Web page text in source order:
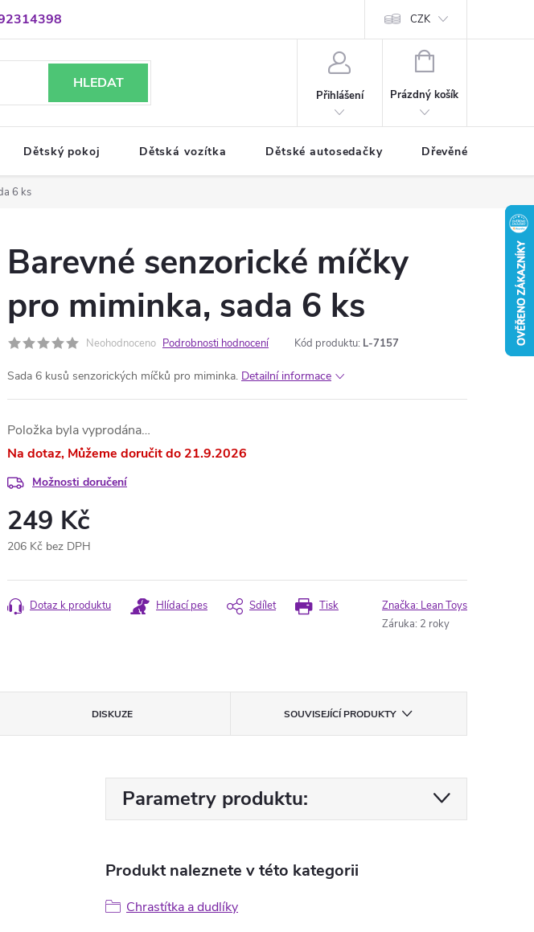
CZK
HLEDAT
Přihlášení
NÁKUPNÍ
Prázdný košík
Dětský pokoj Dětská vozítka Dětské autosedačky Dřevěné hračky
6 ks
Barevné senzorické míčky
pro miminka, sada 6 ks
Neohodnoceno Podrobnosti hodnocení Kód produktu: L-7157
Sada 6 kusů senzorických míčků pro miminka. Detailní informace
Položka byla vyprodána…
Na dotaz
21.9.2026
Možnosti doručení
249 Kč
206 Kč bez DPH
cena:
Tisk
Dotaz k produktu Hlídací pes Sdílet Značka: Lean Toys
Záruka: 2 roky
DISKUZE SOUVISEJÍCÍ PRODUKTY
Parametry produktu:
Produkt naleznete v této kategorii
Chrastítka a dudlíky